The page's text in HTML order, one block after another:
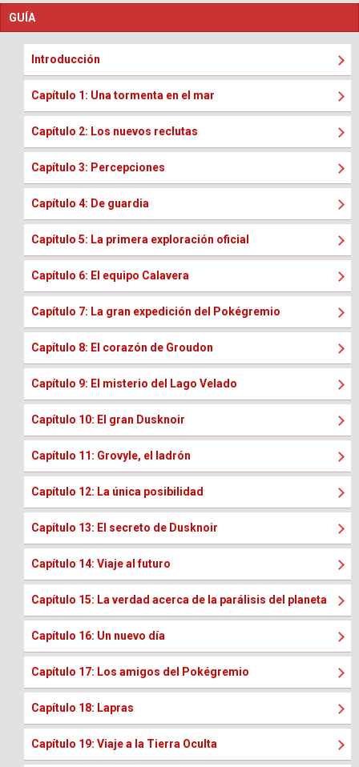
GUÍA
Introducción
Capítulo 1: Una tormenta en el mar
Capítulo 2: Los nuevos reclutas
Capítulo 3: Percepciones
Capítulo 4: De guardia
Capítulo 5: La primera exploración oficial
Capítulo 6: El equipo Calavera
Capítulo 7: La gran expedición del Pokégremio
Capítulo 8: El corazón de Groudon
Capítulo 9: El misterio del Lago Velado
Capítulo 10: El gran Dusknoir
Capítulo 11: Grovyle, el ladrón
Capítulo 12: La única posibilidad
Capítulo 13: El secreto de Dusknoir
Capítulo 14: Viaje al futuro
Capítulo 15: La verdad acerca de la parálisis del planeta
Capítulo 16: Un nuevo día
Capítulo 17: Los amigos del Pokégremio
Capítulo 18: Lapras
Capítulo 19: Viaje a la Tierra Oculta